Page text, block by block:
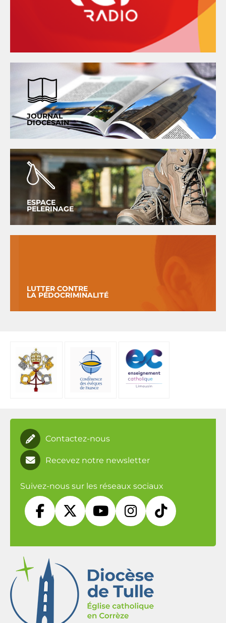
JOURNAL
DIOCÈSAIN
ESPACE
PELERINAGE
LUTTER CONTRE
LA PÉDOCRIMINALITÉ
Contactez-nous
Recevez notre newsletter
Suivez-nous sur les réseaux sociaux
    